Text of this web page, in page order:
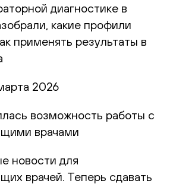
диагностике в
какие профили
применять результаты в
2026
возможность работы с
врачами
новости для
врачей. Теперь сдавать